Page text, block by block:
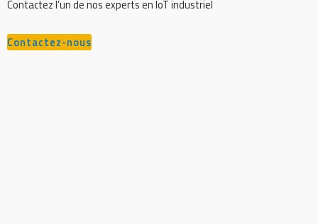
Contactez l’un de nos experts en IoT industriel
Contactez-nous